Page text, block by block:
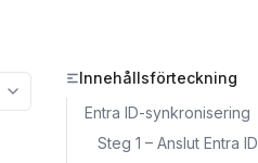
More options
Innehållsförteckning
Entra ID-synkronisering
Steg 1 – Anslut Entra ID